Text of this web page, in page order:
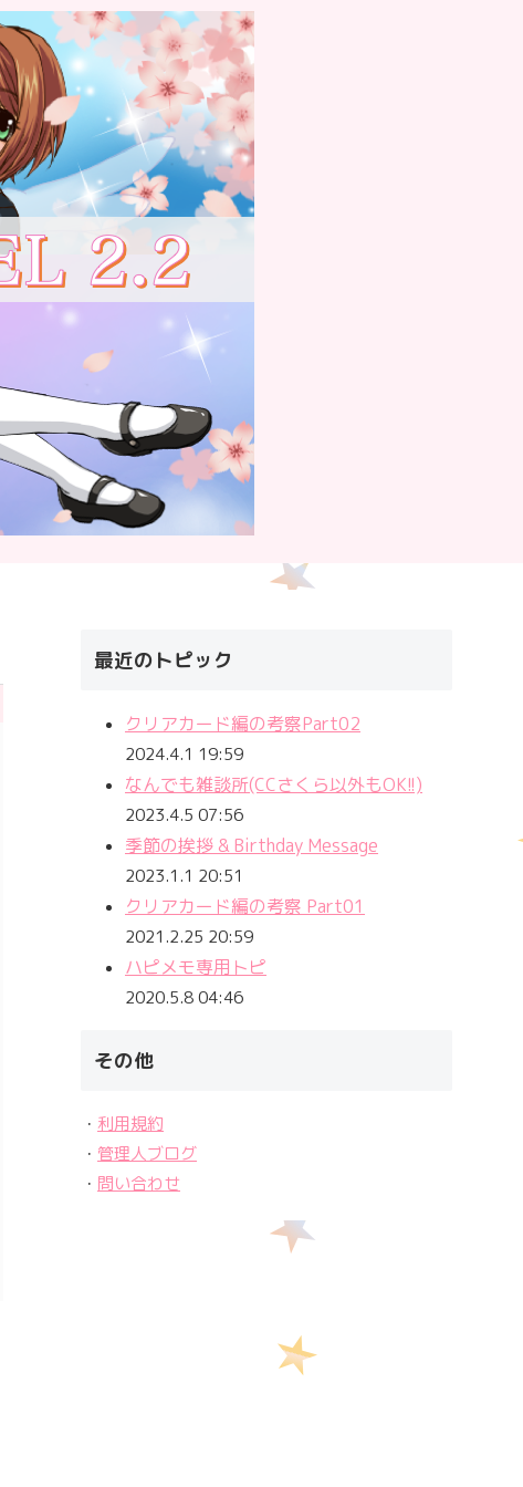
最近のトピック
クリアカード編の考察Part02
2024.4.1 19:59
なんでも雑談所(CCさくら以外もOK!!)
2023.4.5 07:56
季節の挨拶 & Birthday Message
2023.1.1 20:51
クリアカード編の考察 Part01
2021.2.25 20:59
ハピメモ専用トピ
2020.5.8 04:46
その他
・ 利用規約
・ 管理人ブログ
・ 問い合わせ